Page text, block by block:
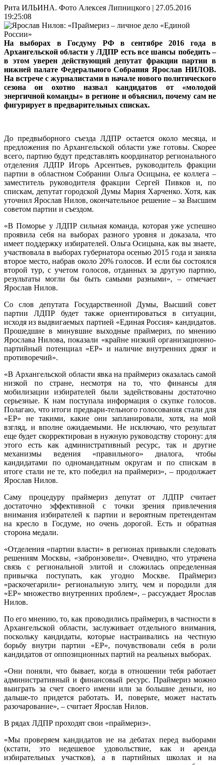
Рита ИЛЬИНА. Фото Алексея Липницкого | 27.05.2016
19:25:08
На выборах в Госдуму РФ в сентябре 2016 года в
Архангельской области у ЛДПР есть все шансы победить –
в этом уверен действующий депутат фракции партии в
нижней палате Федерального Собрания Ярослав НИЛОВ.
На встрече с журналистами в начале нового политического
сезона он охотно назвал кандидатов от «молодой
энергичной команды» в регионе и объяснил, почему сам не
фигурирует в предварительных списках.
До предвыборного съезда ЛДПР остается около месяца, и
предложения по Архангельской области уже готовы. Скорее
всего, партию будут представлять координатор регионального
отделения ЛДПР Игорь Арсентьев, руководитель фракции
партии в областном Собрании Ольга Осицына, ее коллега –
заместитель руководителя фракции Сергей Пивков и, по
спискам, депутат городской Думы Мария Харченко. Хотя, как
уточнил Ярослав Нилов, окончательное решение – за Высшим
советом партии и съездом.
«В Поморье у ЛДПР сильная команда, которая уже успешно
проявила себя на выборах разного уровня и доказала, что
имеет поддержку избирателей. Ольга Осицына, как вы знаете,
участвовала в выборах губернатора осенью 2015 года и заняла
второе место, набрав около 20% голосов. И если бы состоялся
второй тур, с учетом голосов, отданных за другую партию,
результаты могли бы быть самыми разными», – отмечает
Ярослав Нилов.
Со слов депутата Государственной Думы, Высший совет
партии ЛДПР будет также ориентироваться в ситуации,
исходя из выдвигаемых партией «Единая Россия» кандидатов.
Прошедшие в минувшие выходные праймериз, по мнению
Ярослава Нилова, показали «крайне низкий организационно-
партийный потенциал «ЕР» и наличие внутренних дрязг и
противоречий».
«В Архангельской области явка на праймериз оказалась самой
низкой по стране, несмотря на то, что финансы для
мобилизации избирателей были задействованы достаточно
серьезные. К нам поступала информация о скупке голосов.
Полагаю, что итоги предвари-тельного голосования стали для
«ЕР» не такими, какие они запланировали, хотя, на мой
взгляд, и вполне ожидаемыми. Не исключаю, что результат
еще будет скорректирован в нужную руководству сторону: для
этого есть как административный ресурс, так и другие
механизмы ведения «правильного» диалога, чтобы
кандидатами по одномандатным округам и по спискам в
итоге стали не те, кто победил на праймериз», – продолжает
Ярослав Нилов.
Саму процедуру праймериз депутат от ЛДПР считает
достаточно эффективной с точки зрения привлечения
внимания избирателей к партии и вероятным претендентам
на кресло в Госдуме, но очень дорогой. Есть и обратная
сторона медали.
«Отделения «партии власти» в регионах привыкли следовать
решениям Москвы, «забронзовели». Очевидно, что утрачена
связь с региональной элитой и сложилась определенная
привычка поступать, как угодно Москве. Праймериз
«раскочегарили» региональную элиту, чем и породили для
«ЕР» множество внутренних проблем», – рассуждает Ярослав
Нилов.
По его мнению, то, как проводились праймериз, в частности в
Архангельской области, заслуживает отдельного внимания,
поскольку кандидаты, которые настраивались на честную
борьбу внутри партии «ЕР», почувствовали себя в роли
кандидатов от оппозиционных партий на реальных выборах.
«Они поняли, что бывает, когда в отношении тебя работает
административный и финансовый ресурс. Праймериз можно
выиграть за счет своего имени или за большие деньги, но
дальше-то придется работать. И, поверьте, может настать
разочарование», – считает Ярослав Нилов.
В рядах ЛДПР проходят свои «праймериз».
«Мы проверяем кандидатов не на дебатах перед выборами
(кстати, это недешевое удовольствие, как и аренда
избирательных участков), а в партийных школах и на